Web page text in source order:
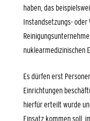
haben, das
Instandsetzungs-
nuklearmedizinischen
Es dürfen erst
Einrichtungen
hierfür erteilt wurde
Einsatz kommen soll,